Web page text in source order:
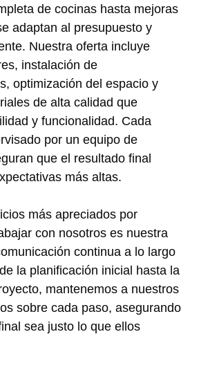
de cocinas hasta mejoras
adaptan al presupuesto y
Nuestra oferta incluye
instalación de
optimización del espacio y
de alta calidad que
y funcionalidad. Cada
por un equipo de
que el resultado final
más altas.
más apreciados por
con nosotros es nuestra
continua a lo largo
la planificación inicial hasta la
mantenemos a nuestros
sobre cada paso, asegurando
sea justo lo que ellos